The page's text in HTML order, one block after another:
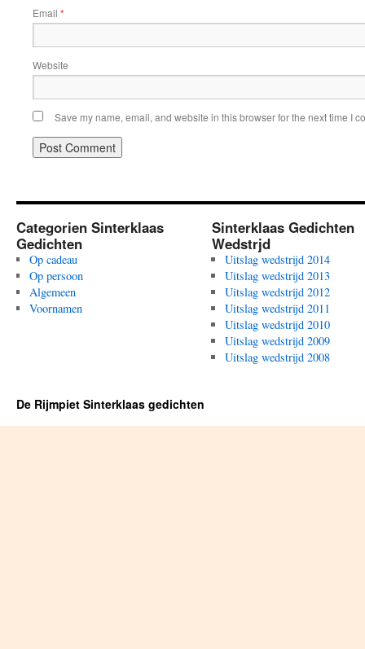
Email *
Website
Save my name, email, and website in this browser for the next time I
Categorien Sinterklaas
Gedichten
Op cadeau
Op persoon
Algemeen
Voornamen
Sinterklaas Gedichten
Wedstrjd
Uitslag wedstrijd 2014
Uitslag wedstrijd 2013
Uitslag wedstrijd 2012
Uitslag wedstrijd 2011
Uitslag wedstrijd 2010
Uitslag wedstrijd 2009
Uitslag wedstrijd 2008
De Rijmpiet Sinterklaas gedichten